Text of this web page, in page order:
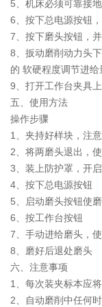
5、机床必须可靠接
6、按下总电源按钮
7、按下磨头按钮，
8、扳动磨削动力头
的 软硬程度调节进
9、打开工作台夹具
五、使用方法
操作步骤
1、夹持好样块，注
2、将两磨头退出，
3、装上防护罩，开
4、按下总电源按钮
5、启动磨头按钮使
6、按工作台按钮
7、手动进给磨头，
8、磨好后退处磨头
六、注意事项
1、每次装夹标本应
2、自动磨削中任何